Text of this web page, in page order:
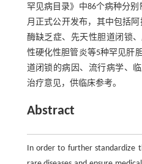
罕见病目录》中86个病种分
月正式公开发布，其中包括
酶缺乏症、先天性胆道闭锁
性硬化性胆管炎等5种罕见肝
道闭锁的病因、流行病学、
治疗意见，供临床参考。
Abstract
In order to further standardize